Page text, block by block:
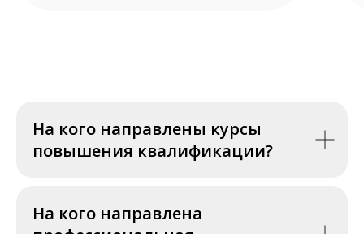
На кого направлены курсы
повышения квалификации?
На кого направлена